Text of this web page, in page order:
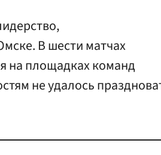
В шести матчах
на площадках команд
не удалось